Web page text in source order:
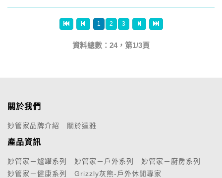
1 2 3
資料總數：24，第1/3頁
關於我們
妙管家品牌介紹 關於達雅
產品資訊
妙管家－爐罐系列 妙管家－戶外系列
妙管家－廚房系列
妙管家－健康系列
Grizzly灰熊-戶外休閒專家